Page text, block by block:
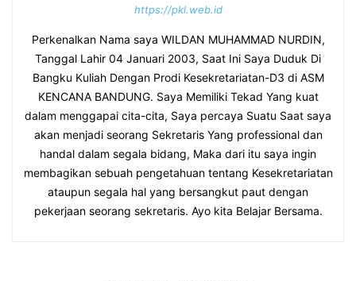
https://pkl.web.id
Perkenalkan Nama saya WILDAN MUHAMMAD NURDIN,
Tanggal Lahir 04 Januari 2003, Saat Ini Saya Duduk Di
Bangku Kuliah Dengan Prodi Kesekretariatan-D3 di ASM
KENCANA BANDUNG. Saya Memiliki Tekad Yang kuat
dalam menggapai cita-cita, Saya percaya Suatu Saat saya
akan menjadi seorang Sekretaris Yang professional dan
handal dalam segala bidang, Maka dari itu saya ingin
membagikan sebuah pengetahuan tentang Kesekretariatan
ataupun segala hal yang bersangkut paut dengan
pekerjaan seorang sekretaris. Ayo kita Belajar Bersama.